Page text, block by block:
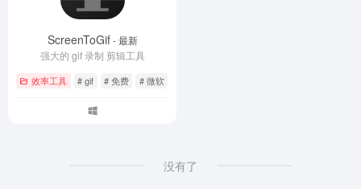
ScreenToGif- 最新
强大的 gif 录制 剪辑工具
效率工具 # gif # 免费 # 微软
没有了